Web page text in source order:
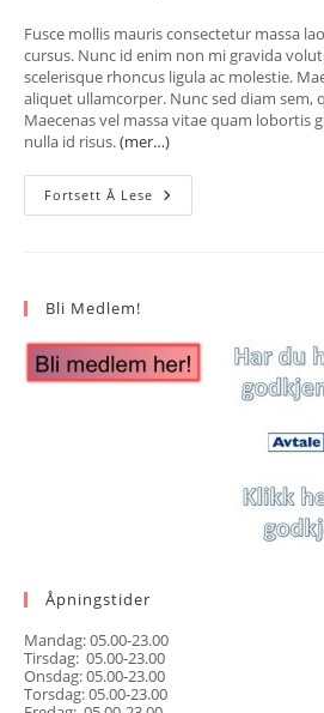
Fusce mollis mauris consectetur massa
cursus. Nunc id enim non mi gravida
scelerisque rhoncus ligula ac molestie.
aliquet ullamcorper. Nunc sed diam sem,
Maecenas vel massa vitae quam lobortis
nulla id risus.(mer…)
Fortsett Å Lese Dette
Er
Bli Medlem!
Åpningstider
Mandag: 05.00-23.00
Tirsdag: 05.00-23.00
Onsdag: 05.00-23.00
Torsdag: 05.00-23.00